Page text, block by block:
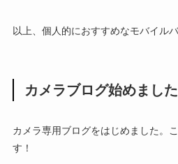
以上、個人的におすすめなモバイル
カメラブログ始めました
カメラ専用ブログをはじめました。
す！